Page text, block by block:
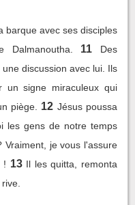
barque avec ses disciples
11
Des
discussion avec lui. Ils
un signe miraculeux qui
piège.
12 Jésus poussa
les gens de notre temps
Vraiment, je vous l'assure
! 13 Il les quitta, remonta